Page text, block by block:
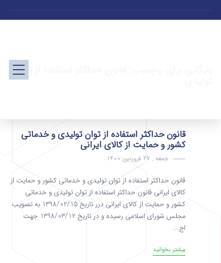
بایگانی برای برچسب: قانون حداکثر استفاده از توان
قانون حداکثر استفاده از توان تولیدی و خدماتی
کشور و حمایت از کالای ایرانی
جمعه , 27 فروردین 1400
قانون حداکثر استفاده از توان تولیدی و خدماتی کشور و حمایت از
کالای ایرانی قانون حداکثر استفاده از توان تولیدی و خدماتی
کشور و حمایت از کالای ایرانی درر تاریخ 1398/02/15 به تصویب
مجلس شورای اسلامی رسیده و در تاریخ 1398/03/12 جهت
اج...
بیشتر بخوانید